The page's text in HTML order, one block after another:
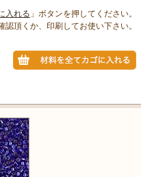
入れる 」ボタンを押してください。
頂くか、印刷してお使い下さい。